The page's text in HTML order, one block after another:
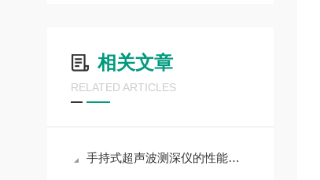
相关文章
RELATED ARTICLES
手持式超声波测深仪的性能特点主要体现在以下几个方面